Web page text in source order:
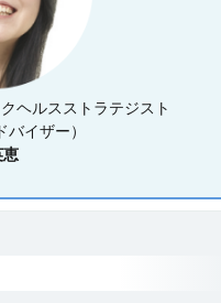
ヘルスストラテジスト
バイザー）
恵